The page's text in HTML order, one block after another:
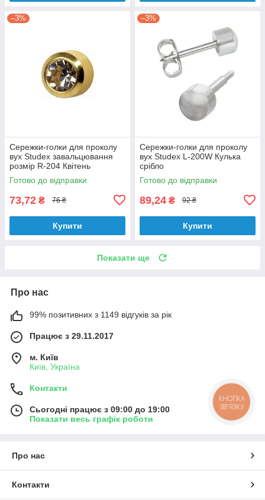
–3%
Сережки-голки для проколу
вух Studex завальцювання
розмір R-204 Квітень
Готово до відправки
73,72 ₴ 76 ₴
Купити
–3%
Сережки-голки для проколу
вух Studex L-200W Кулька
срібло
Готово до відправки
89,24 ₴ 92 ₴
Купити
Показати ще
Про нас
99% позитивних з 1149 відгуків за рік
Працює з 29.11.2017
м. Київ
Київ, Україна
Контакти
Сьогодні працює з 09:00 до 19:00
Показати весь графік роботи
Про нас
Контакти
КНОПКА
ЗВ'ЯЗКУ